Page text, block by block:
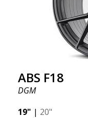
ABS F18
DGM
19" | 20"